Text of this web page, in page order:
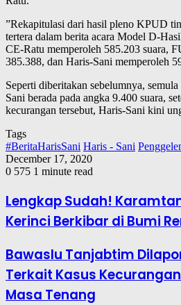
”Rekapitulasi dari hasil pleno KPUD
tertera dalam berita acara Model D-
CE-Ratu memperoleh 585.203 suara,
385.388, dan Haris-Sani memperoleh
Seperti diberitakan sebelumnya,
Sani berada pada angka 9.400 suara,
kecurangan tersebut, Haris-Sani kini
Tags
#BeritaHarisSani Haris - Sani
December 17, 2020
0 575 1 minute read
Lengkap Sudah!
Kerinci Berkibar di Bumi
Bawaslu Tanjabtim
Terkait Kasus
Masa Tenang